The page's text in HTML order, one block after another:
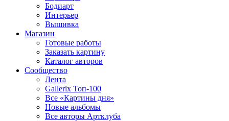
Бодиарт
Интерьер
Вышивка
Магазин
Готовые работы
Заказать картину
Каталог авторов
Сообщество
Лента
Gallerix Топ-100
Все «Картины дня»
Новые альбомы
Все авторы Артклуба